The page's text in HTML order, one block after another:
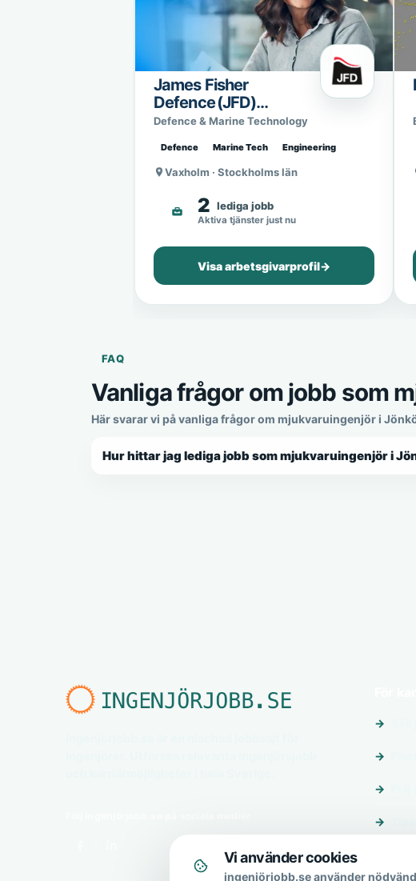
James Fisher
Defence (JFD)
Sweden
Defence & Marine Technology
Defence Marine Tech Engineering
Vaxholm · Stockholms län
2 lediga jobb
Aktiva tjänster just nu
Visa arbetsgivarprofil→
FAQ
Vanliga frågor om jobb som
Här svarar vi på vanliga frågor om mjukvaruingenjör i
Hur hittar jag lediga jobb som mjukvaruingenjör i
Vi använder cookies
ingenjörjobb.se använder